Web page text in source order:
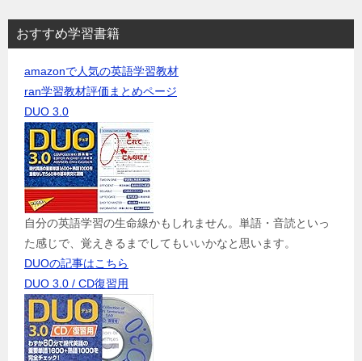
おすすめ学習書籍
amazonで人気の英語学習教材
ran学習教材評価まとめページ
DUO 3.0
自分の英語学習の生命線かもしれません。単語・音読といっ
た感じで、覚えきるまでしてもいいかなと思います。
DUOの記事はこちら
DUO 3.0 / CD復習用